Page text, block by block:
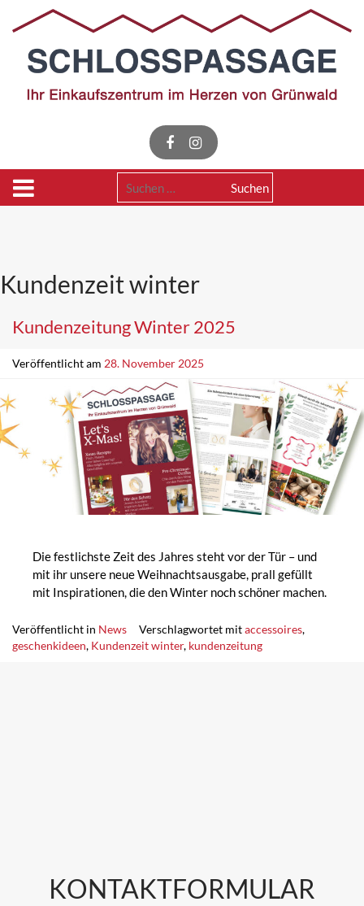
Suchen
Kundenzeit winter
Kundenzeitung Winter 2025
Veröffentlicht am 28. November 2025
Die festlichste Zeit des Jahres steht vor der Tür – und
mit ihr unsere neue Weihnachtsausgabe, prall gefüllt
mit Inspirationen, die den Winter noch schöner machen.
Veröffentlicht in News Verschlagwortet mitaccessoires,
geschenkideen, Kundenzeit winter, kundenzeitung
KONTAKTFORMULAR